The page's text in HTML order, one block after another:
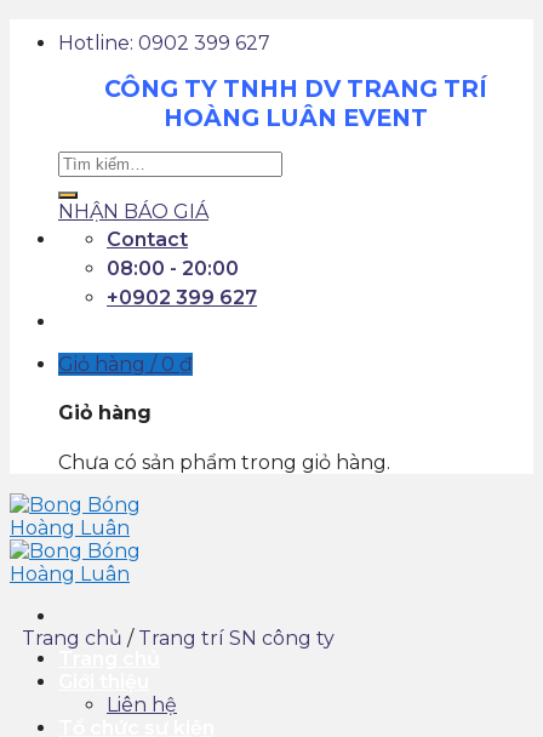
Hotline: 0902 399 627
CÔNG TY TNHH DV TRANG TRÍ
HOÀNG LUÂN EVENT
NHẬN BÁO GIÁ
Contact
08:00 - 20:00
+0902 399 627
Giỏ hàng / 0 ₫
Giỏ hàng
Chưa có sản phẩm trong giỏ hàng.
Liên hệ
Trang chủ / Trang trí SN công ty